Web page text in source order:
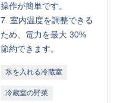
操作が簡単です。
7. 室内温度を調整できる
ため、電力を最大 30%
節約できます。
氷を入れる冷蔵室
冷蔵室の野菜